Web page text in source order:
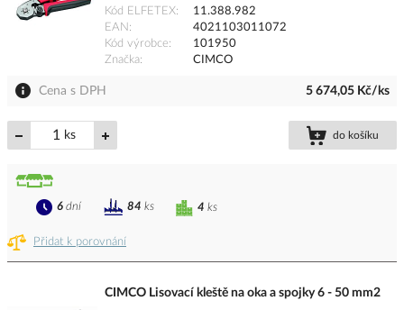
Kód ELFETEX
11.388.982
EAN
4021103011072
Kód výrobce
101950
Značka
CIMCO
Cena s DPH 5 674,05 Kč/ks
ks do košíku
Přidat k porovnání
4 ks
6 dní 84 ks
CIMCO Lisovací kleště na oka a spojky 6 - 50 mm2